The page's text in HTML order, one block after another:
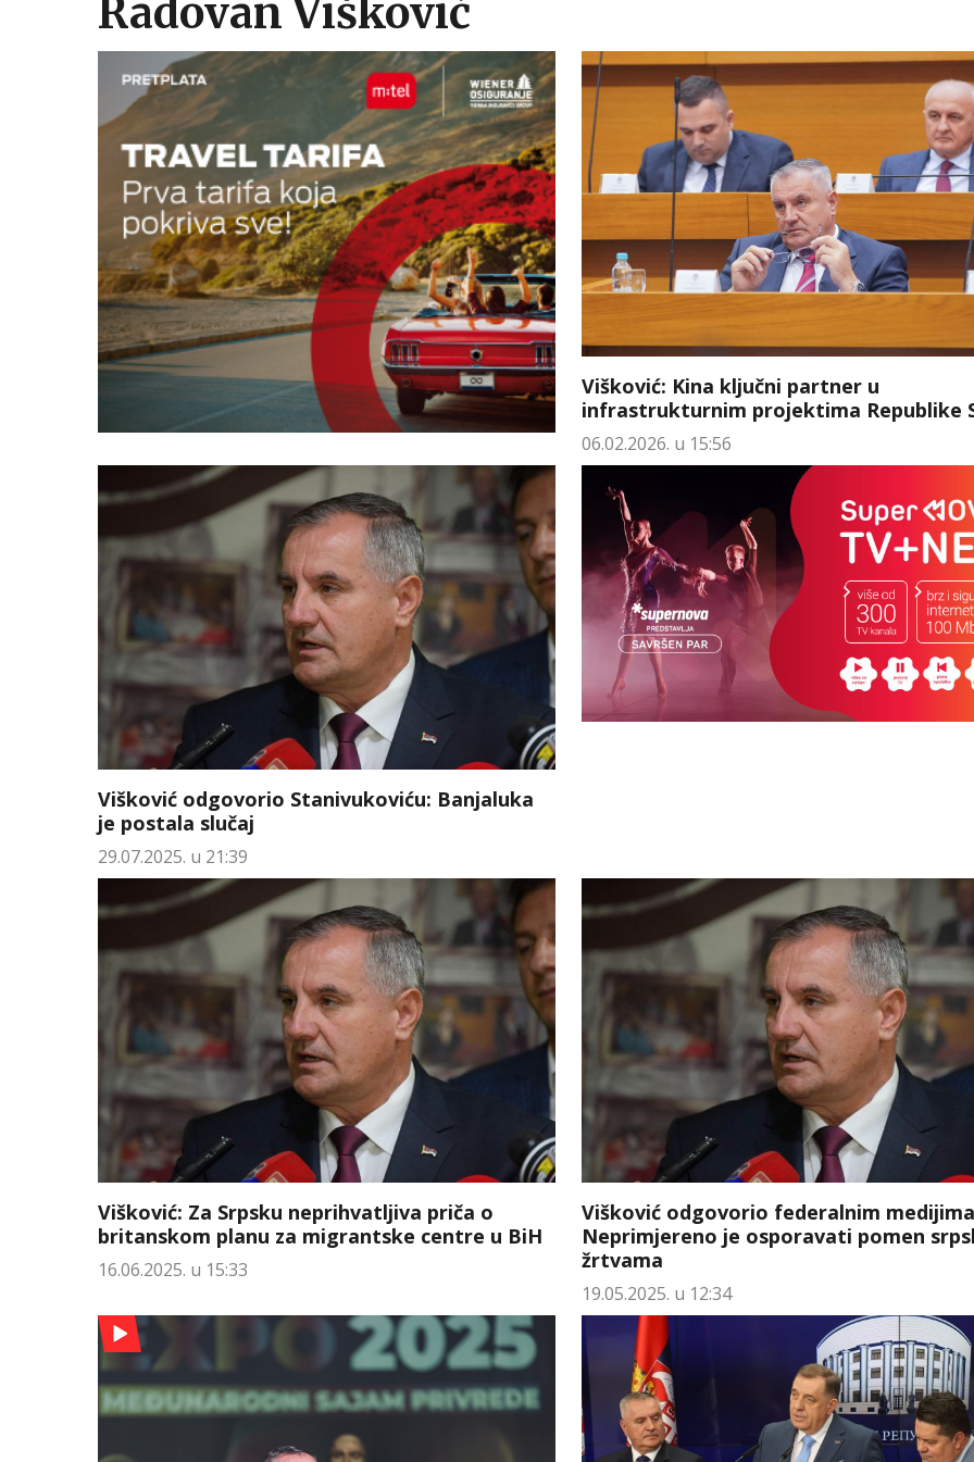
Radovan Višković
Višković: Kina ključni partner u
infrastrukturnim projektima Republike
06.02.2026. u 15:56
Višković odgovorio Stanivukoviću: Banjaluka
je postala slučaj
29.07.2025. u 21:39
Višković: Za Srpsku neprihvatljiva priča o
britanskom planu za migrantske centre u BiH
16.06.2025. u 15:33
Višković odgovorio federalnim
Neprimjereno je osporavati pomen
žrtvama
19.05.2025. u 12:34